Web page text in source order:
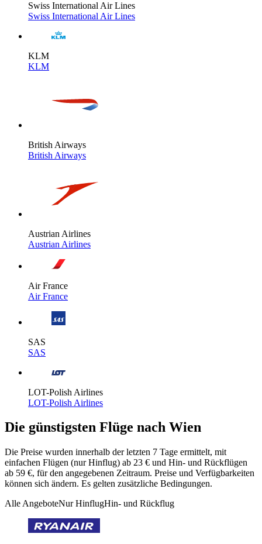
Swiss International Air Lines
Swiss International Air Lines
KLM
KLM
British Airways
British Airways
Austrian Airlines
Austrian Airlines
Air France
Air France
SAS
SAS
LOT-Polish Airlines
LOT-Polish Airlines
Die günstigsten Flüge nach Wien
Die Preise wurden innerhalb der letzten 7 Tage ermittelt, mit
einfachen Flügen (nur Hinflug) ab 23 € und Hin- und Rückflügen
ab 59 €, für den angegebenen Zeitraum. Preise und Verfügbarkeiten
können sich ändern. Es gelten zusätzliche Bedingungen.
Alle AngeboteNur HinflugHin- und Rückflug